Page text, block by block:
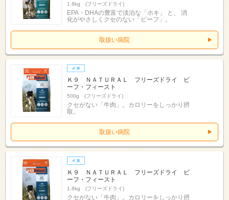
1.8kg (フリーズドライ)
EPA・DHAの豊富で淡泊な「ホキ」 と、 消
化がやさしくクセのない「ビーフ」。
取扱い病院
Ｋ９ ＮＡＴＵＲＡＬ フリーズドライ ビ
ーフ・フィースト
500g (フリーズドライ)
クセがない「牛肉」。カロリーをしっかり摂
取。
取扱い病院
Ｋ９ ＮＡＴＵＲＡＬ フリーズドライ ビ
ーフ・フィースト
1.8kg (フリーズドライ)
クセがない「牛肉」。カロリーをしっかり摂